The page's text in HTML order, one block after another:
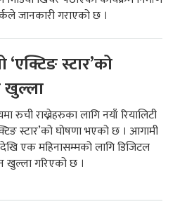
जानकारी गराएको छ ।
‘एक्टिङ स्टार’को
खुल्ला
रुची राख्नेहरुका लागि नयाँ रियालिटी
स्टार’को घोषणा भएको छ । आगामी
एक महिनासम्मको लागि डिजिटल
खुल्ला गरिएको छ ।